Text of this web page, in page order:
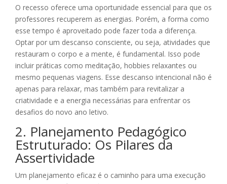
O recesso oferece uma oportunidade essencial para que os
professores recuperem as energias. Porém, a forma como
esse tempo é aproveitado pode fazer toda a diferença.
Optar por um descanso consciente, ou seja, atividades que
restauram o corpo e a mente, é fundamental. Isso pode
incluir práticas como meditação, hobbies relaxantes ou
mesmo pequenas viagens. Esse descanso intencional não é
apenas para relaxar, mas também para revitalizar a
criatividade e a energia necessárias para enfrentar os
desafios do novo ano letivo.
2. Planejamento Pedagógico
Estruturado: Os Pilares da
Assertividade
Um planejamento eficaz é o caminho para uma execução